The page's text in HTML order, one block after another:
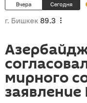
Вчера Сегодня
г. Бишкек 89.3
мирного